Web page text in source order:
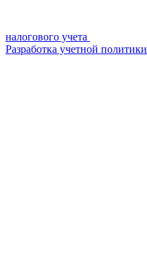
налогового учета
Разработка учетной политики